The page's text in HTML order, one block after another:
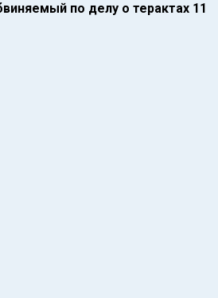
по делу о терактах 11